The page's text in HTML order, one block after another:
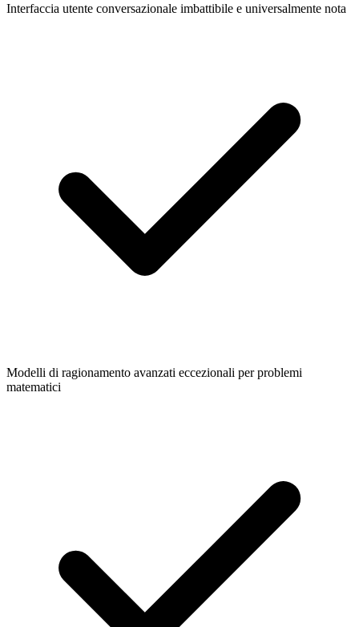
Interfaccia utente conversazionale imbattibile e universalmente nota
Modelli di ragionamento avanzati eccezionali per problemi
matematici